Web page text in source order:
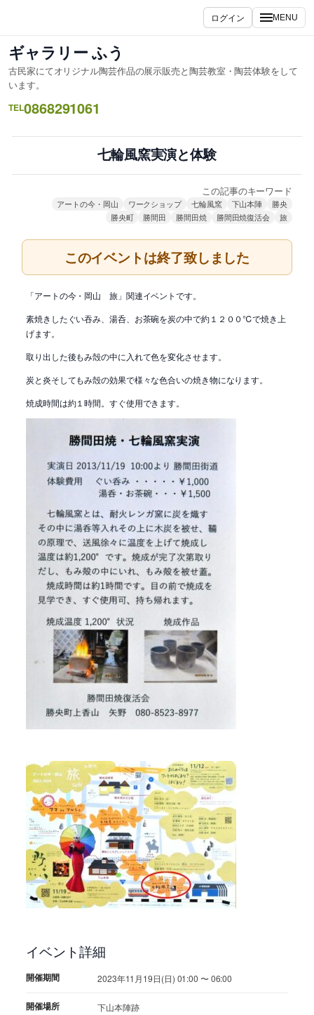
ス
キ
ッ
プ
ログイン MENU
ギャラリー ふう
古民家にてオリジナル陶芸作品の展示販売と陶芸教室・陶芸体験をして
います。
TEL0868291061
七輪風窯実演と体験
この記事のキーワード
アートの今・岡山 ワークショップ 七輪風窯 下山本陣
勝央
勝央町
勝間田 勝間田焼 勝間田焼復活会 旅
このイベントは終了致しました
「アートの今・岡山 旅」関連イベントです。
素焼きしたぐい吞み、湯呑、お茶碗を炭の中で約１２００℃で焼き上
げます。
取り出した後もみ殻の中に入れて色を変化させます。
炭と炎そしてもみ殻の効果で様々な色合いの焼き物になります。
焼成時間は約１時間。すぐ使用できます。
イベント詳細
開催期間 2023年11月19日(日) 01:00 〜 06:00
開催場所 下山本陣跡